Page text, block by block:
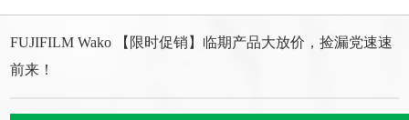
FUJIFILM Wako 【限时促销】临期产品大放价，捡漏党速速
前来！